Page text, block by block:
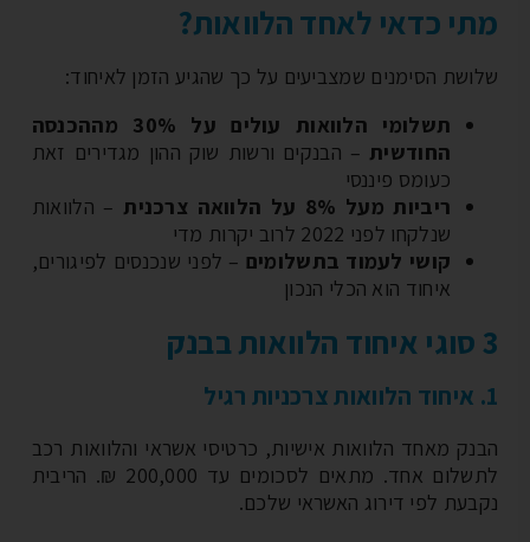
כדאי לאחד הלוואות?
הסימנים שמצביעים על כך שהגיע הזמן לאיחוד:
תשלומי הלוואות עולים על 30% מההכנסה
החודשית– הבנקים ורשות שוק ההון מגדירים זאת
כעומס פיננסי
ריביות מעל 8% על הלוואה צרכנית
– הלוואות
שנלקחו לפני 2022 לרוב יקרות מדי
קושי לעמוד בתשלומים– לפני שנכנסים לפיגורים,
איחוד הוא הכלי הנכון
מאחד הלוואות אישיות, כרטיסי אשראי והלוואות רכב
לתשלום אחד. מתאים לסכומים עד 200,000 ₪. הריבית
לפי דירוג האשראי שלכם.